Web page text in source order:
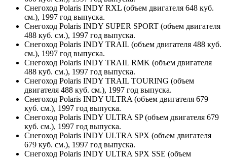
Снегоход Polaris INDY RXL (объем двигателя 648 куб.
см.), 1997 год выпуска.
Снегоход Polaris INDY SUPER SPORT (объем двигателя
488 куб. см.), 1997 год выпуска.
Снегоход Polaris INDY TRAIL (объем двигателя 488 куб.
см.), 1997 год выпуска.
Снегоход Polaris INDY TRAIL RMK (объем двигателя
488 куб. см.), 1997 год выпуска.
Снегоход Polaris INDY TRAIL TOURING (объем
двигателя 488 куб. см.), 1997 год выпуска.
Снегоход Polaris INDY ULTRA (объем двигателя 679
куб. см.), 1997 год выпуска.
Снегоход Polaris INDY ULTRA SP (объем двигателя 679
куб. см.), 1997 год выпуска.
Снегоход Polaris INDY ULTRA SPX (объем двигателя
679 куб. см.), 1997 год выпуска.
Снегоход Polaris INDY ULTRA SPX SSE (объем